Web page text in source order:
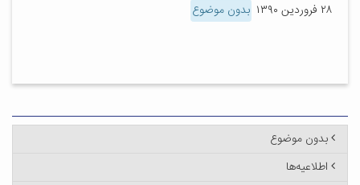
۲۸ فروردین ۱۳۹۰ بدون موضوع
بدون موضوع
اطلاعیه‌ها